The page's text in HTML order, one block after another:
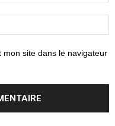
site dans le navigateur